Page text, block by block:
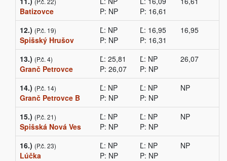
Batizovce
P: NP
P: 16,61
12.) (P.č. 19)
Spišský Hrušov
Ľ: NP
P: NP
Ľ: 16,95
P: 16,31
16,95
13.) (P.č. 4)
Granč Petrovce
Ľ: 25,81
P: 26,07
Ľ: NP
P: NP
26,07
14.) (P.č. 14)
Granč Petrovce B
Ľ: NP
P: NP
Ľ: NP
P: NP
NP
15.) (P.č. 21)
Spišská Nová Ves
Ľ: NP
P: NP
Ľ: NP
P: NP
NP
16.) (P.č. 23)
Lúčka
Ľ: NP
P: NP
Ľ: NP
P: NP
NP